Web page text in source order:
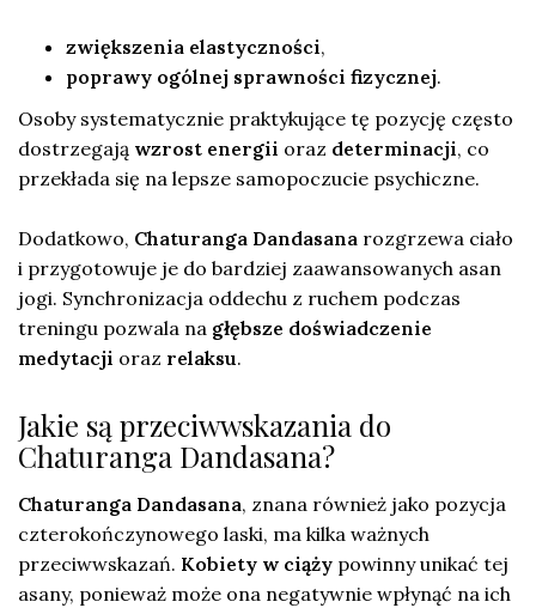
zwiększenia elastyczności,
poprawy ogólnej sprawności fizycznej.
Osoby systematycznie praktykujące tę pozycję często
dostrzegają wzrost energii oraz determinacji, co
przekłada się na lepsze samopoczucie psychiczne.
Dodatkowo, Chaturanga Dandasana rozgrzewa ciało
i przygotowuje je do bardziej zaawansowanych asan
jogi. Synchronizacja oddechu z ruchem podczas
treningu pozwala na głębsze doświadczenie
medytacji oraz relaksu.
Jakie są przeciwwskazania do
Chaturanga Dandasana?
Chaturanga Dandasana, znana również jako pozycja
czterokończynowego laski, ma kilka ważnych
przeciwwskazań. Kobiety w ciąży powinny unikać tej
asany, ponieważ może ona negatywnie wpłynąć na ich